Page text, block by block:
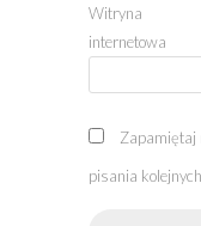
Witryna
internetowa
Zapamiętaj
pisania